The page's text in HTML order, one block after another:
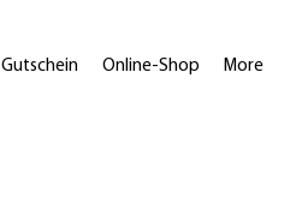
Gutschein Online-Shop More